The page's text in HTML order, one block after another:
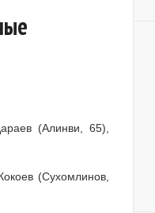
(Алинви, 65),
(Сухомлинов,